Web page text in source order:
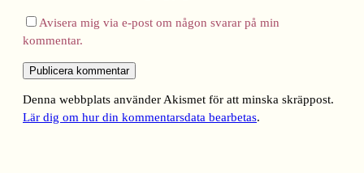
Avisera mig via e-post om någon svarar på min
kommentar.
Denna webbplats använder Akismet för att minska skräppost.
Lär dig om hur din kommentarsdata bearbetas.